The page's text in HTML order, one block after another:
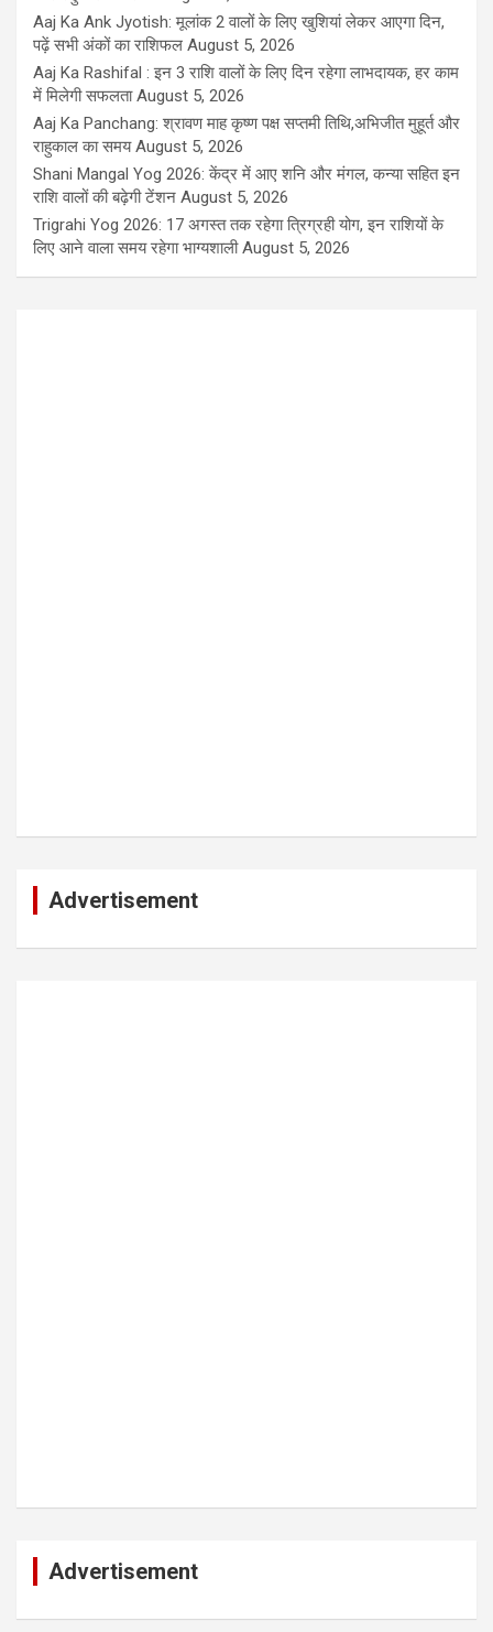
Aaj Ka Ank Jyotish: मूलांक 2 वालों के लिए खुशियां लेकर आएगा दिन,
पढ़ें सभी अंकों का राशिफल August 5, 2026
Aaj Ka Rashifal : इन 3 राशि वालों के लिए दिन रहेगा लाभदायक, हर काम
में मिलेगी सफलता August 5, 2026
Aaj Ka Panchang: श्रावण माह कृष्ण पक्ष सप्तमी तिथि,अभिजीत मुहूर्त और
राहुकाल का समय August 5, 2026
Shani Mangal Yog 2026: केंद्र में आए शनि और मंगल, कन्या सहित इन
राशि वालों की बढ़ेगी टेंशन August 5, 2026
Trigrahi Yog 2026: 17 अगस्त तक रहेगा त्रिग्रही योग, इन राशियों के
लिए आने वाला समय रहेगा भाग्यशाली August 5, 2026
Advertisement
Advertisement